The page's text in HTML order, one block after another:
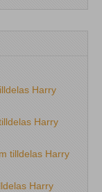
Harry
Harry
tilldelas Harry
Harry